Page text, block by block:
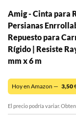
Amig - Cinta para
Persianas
Repuesto para
Rígido | Resiste
mm x 6 m
Hoy en Amazon — 3,50
El precio podría variar.